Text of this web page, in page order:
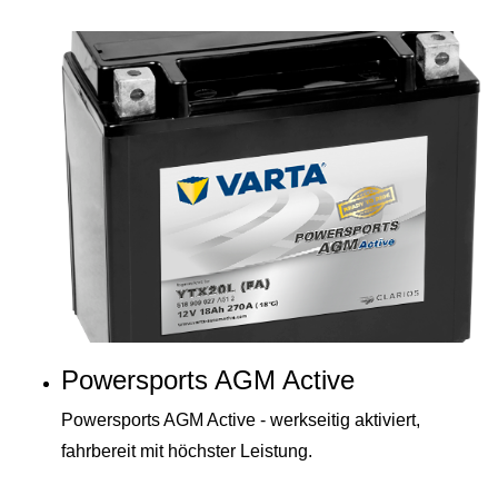
Powersports AGM Active
Powersports AGM Active - werkseitig aktiviert,
fahrbereit mit höchster Leistung.